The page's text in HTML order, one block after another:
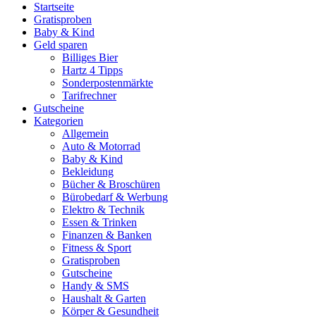
Startseite
Gratisproben
Baby & Kind
Geld sparen
Billiges Bier
Hartz 4 Tipps
Sonderpostenmärkte
Tarifrechner
Gutscheine
Kategorien
Allgemein
Auto & Motorrad
Baby & Kind
Bekleidung
Bücher & Broschüren
Bürobedarf & Werbung
Elektro & Technik
Essen & Trinken
Finanzen & Banken
Fitness & Sport
Gratisproben
Gutscheine
Handy & SMS
Haushalt & Garten
Körper & Gesundheit